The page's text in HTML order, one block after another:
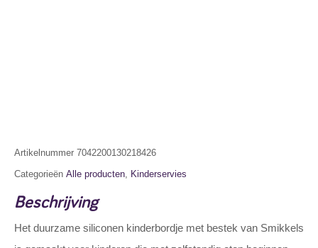
Artikelnummer 7042200130218426
Categorieën Alle producten, Kinderservies
Beschrijving
Het duurzame siliconen kinderbordje met bestek van Smikkels